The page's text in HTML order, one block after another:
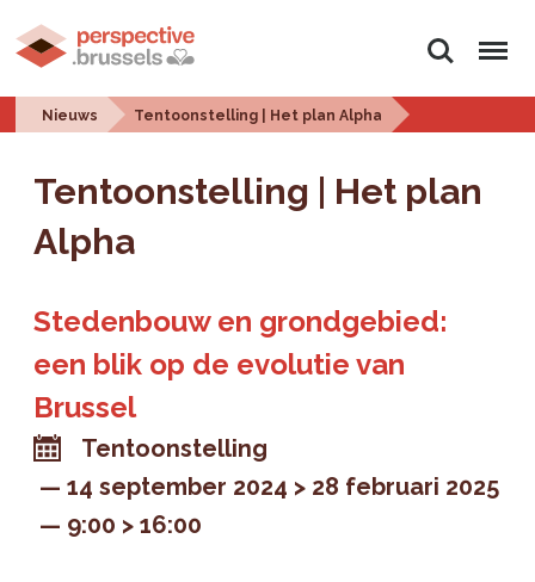
Zoeken Menu
Nieuws Tentoonstelling | Het plan Alpha
Tentoonstelling | Het plan
Alpha
Stedenbouw en grondgebied:
een blik op de evolutie van
Brussel
Tentoonstelling
14 september 2024 > 28 februari 2025
9:00 > 16:00